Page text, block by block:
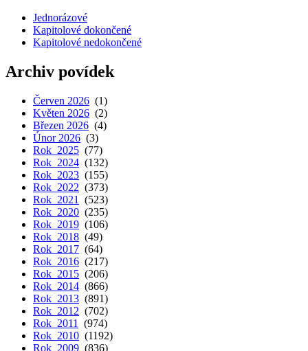
Jednorázové
Kapitolové dokončené
Kapitolové nedokončené
Archiv povídek
Červen 2026 (1)
Květen 2026 (2)
Březen 2026 (4)
Únor 2026 (3)
Rok 2025 (77)
Rok 2024 (132)
Rok 2023 (155)
Rok 2022 (373)
Rok 2021
(523)
Rok 2020 (235)
Rok 2019 (106)
Rok 2018 (49)
Rok 2017 (64)
Rok 2016 (217)
Rok 2015 (206)
Rok 2014 (866)
Rok 2013 (891)
Rok 2012 (702)
Rok 2011
(974)
Rok 2010 (1192)
Rok 2009 (836)